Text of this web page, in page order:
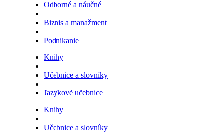
Odborné a náučné
Biznis a manažment
Podnikanie
Knihy
Učebnice a slovníky
Jazykové učebnice
Knihy
Učebnice a slovníky